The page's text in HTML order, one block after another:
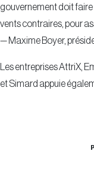
gouvernement doit faire
vents contraires, pour
— Maxime Boyer,
Les entreprises AttriX,
et Simard appuie